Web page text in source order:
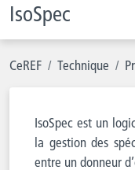
IsoSpec
CeREF Technique
IsoSpec est un
la gestion des
entre un donneur